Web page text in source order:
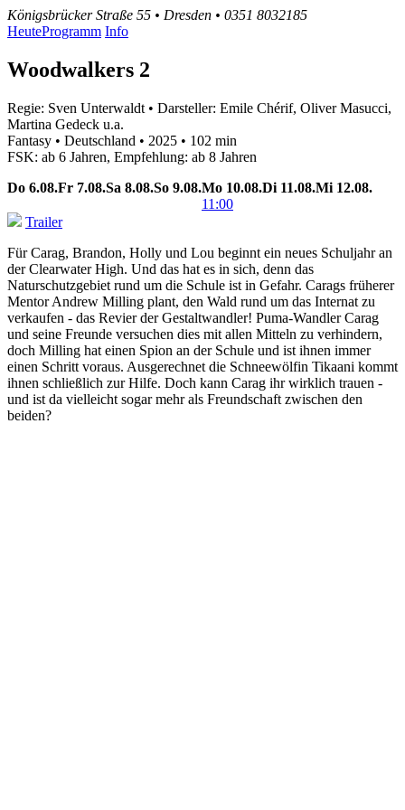
Königsbrücker Straße 55 • Dresden • 0351 8032185
HeuteProgramm Info
Woodwalkers 2
Regie: Sven Unterwaldt • Darsteller: Emile Chérif, Oliver Masucci,
Martina Gedeck u.a.
Fantasy • Deutschland • 2025 • 102 min
FSK: ab 6 Jahren, Empfehlung: ab 8 Jahren
Do 6.08.Fr 7.08.Sa 8.08.So 9.08.Mo 10.08.Di 11.08.Mi 12.08.
11:00
Trailer
Für Carag, Brandon, Holly und Lou beginnt ein neues Schuljahr an
der Clearwater High. Und das hat es in sich, denn das
Naturschutzgebiet rund um die Schule ist in Gefahr. Carags früherer
Mentor Andrew Milling plant, den Wald rund um das Internat zu
verkaufen - das Revier der Gestaltwandler! Puma-Wandler Carag
und seine Freunde versuchen dies mit allen Mitteln zu verhindern,
doch Milling hat einen Spion an der Schule und ist ihnen immer
einen Schritt voraus. Ausgerechnet die Schneewölfin Tikaani kommt
ihnen schließlich zur Hilfe. Doch kann Carag ihr wirklich trauen -
und ist da vielleicht sogar mehr als Freundschaft zwischen den
beiden?